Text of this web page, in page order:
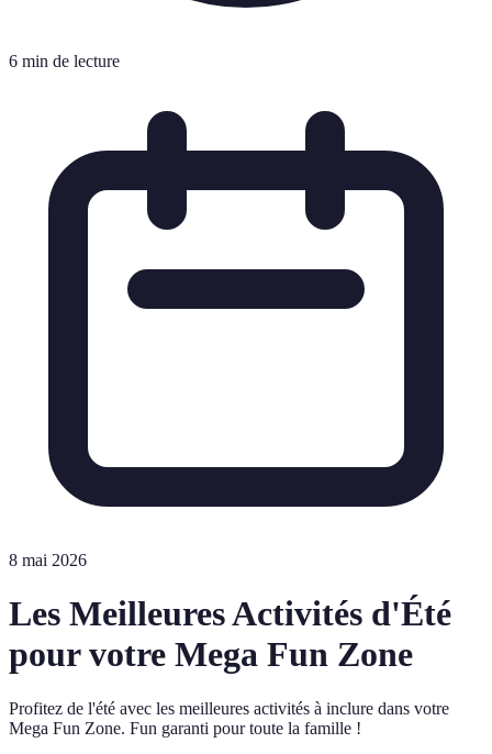
6 min de lecture
8 mai 2026
Les Meilleures Activités d'Été
pour votre Mega Fun Zone
Profitez de l'été avec les meilleures activités à inclure dans votre
Mega Fun Zone. Fun garanti pour toute la famille !